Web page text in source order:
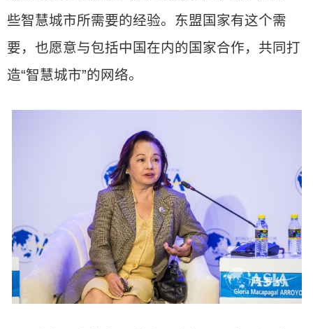
些智慧城市所需要的经验。东盟国家有这个需
要，也愿意与包括中国在内的国家合作，共同打
造“智慧城市”的网络。